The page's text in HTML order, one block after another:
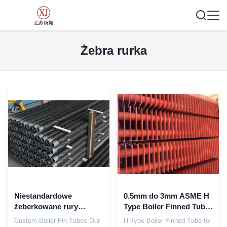
Żebra rurka
Niestandardowe
żeberkowane rury
kotłowe z piaskowaną
Custom Boiler Fin Tubes Our
0.5mm do 3mm ASME H
Type Boiler Finned Tube
for Power Plant Boiler
H Type Boiler Finned Tube for